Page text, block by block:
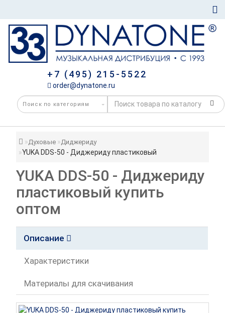
+7 (495) 215-5522
order@dynatone.ru
Духовые Диджериду
YUKA DDS-50 - Диджериду пластиковый
YUKA DDS-50 - Диджериду
пластиковый купить
оптом
Описание
Характеристики
Материалы для скачивания